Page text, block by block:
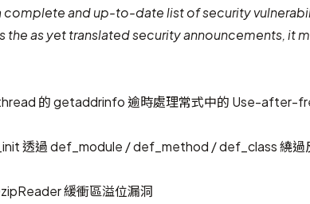
complete and up-to-date list of security
as yet translated security announcements, it
的 getaddrinfo 逾時處理常式中的 Use-after-
透過 def_module / def_method / def_class 繞過
緩衝區溢位漏洞